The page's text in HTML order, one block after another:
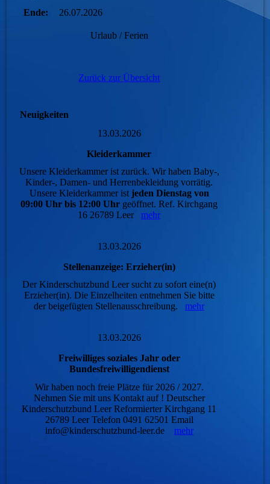
Ende:
26.07.2026
Urlaub / Ferien
Zurück zur Übersicht
Neuigkeiten
13.03.2026
Kleiderkammer
Unsere Kleiderkammer ist zurück. Wir haben Baby-,
Kinder-, Damen- und Herrenbekleidung vorrätig.
Unsere Kleiderkammer ist jeden Dienstag von
09:00 Uhr bis 12:00 Uhr geöffnet. Ref. Kirchgang
16 26789 Leermehr
13.03.2026
Stellenanzeige: Erzieher(in)
Der Kinderschutzbund Leer sucht zu sofort eine(n)
Erzieher(in). Die Einzelheiten entnehmen Sie bitte
der beigefügten Stellenausschreibung. mehr
13.03.2026
Freiwilliges soziales Jahr oder
Bundesfreiwilligendienst
Wir haben noch freie Plätze für 2026 / 2027.
Nehmen Sie mit uns Kontakt auf ! Deutscher
Kinderschutzbund Leer Reformierter Kirchgang 11
26789 Leer Telefon 0491 62501 Email
info@kinderschutzbund-leer.de mehr